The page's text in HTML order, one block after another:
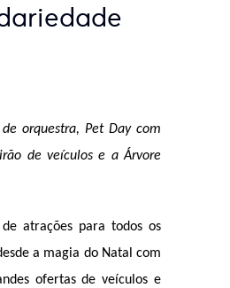
orquestra, Pet Day com
de veículos e a Árvore
atrações para todos os
a magia do Natal com
ofertas de veículos e